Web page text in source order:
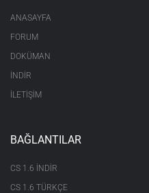
ANASAYFA
FORUM
DOKÜMAN
İNDİR
İLETİŞİM
BAĞLANTILAR
CS 1.6 INDIR
CS 1.6 TÜRKÇE